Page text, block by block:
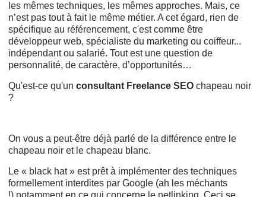
les mêmes techniques, les mêmes approches. Mais, ce
n’est pas tout à fait le même métier. A cet égard, rien de
spécifique au référencement, c'est comme être
développeur web, spécialiste du marketing ou coiffeur...
indépendant ou salarié. Tout est une question de
personnalité, de caractère, d’opportunités…
Qu'est-ce qu'unconsultant Freelance SEOchapeau noir
?
On vous a peut-être déjà parlé de la différence entre le
chapeau noir et le chapeau blanc.
Le « black hat » est prêt à implémenter des techniques
formellement interdites par Google (ah les méchants
!).notamment en ce qui concerne le netlinking. Ceci se